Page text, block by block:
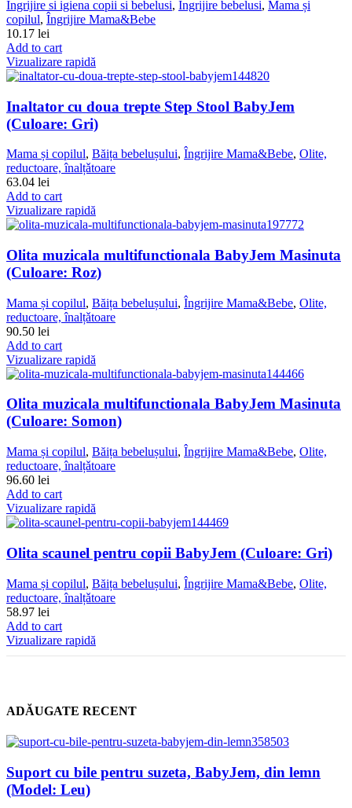
Ingrijire si igiena copii si bebelusi, Îngrijire bebelusi, Mama și
copilul, Îngrijire Mama&Bebe
10.17 lei
Add to cart
Vizualizare rapidă
Inaltator cu doua trepte Step Stool BabyJem
(Culoare: Gri)
Mama și copilul, Băița bebelușului, Îngrijire Mama&Bebe, Olite,
reductoare, înalțǎtoare
63.04 lei
Add to cart
Vizualizare rapidă
Olita muzicala multifunctionala BabyJem Masinuta
(Culoare: Roz)
Mama și copilul, Băița bebelușului, Îngrijire Mama&Bebe, Olite,
reductoare, înalțǎtoare
90.50 lei
Add to cart
Vizualizare rapidă
Olita muzicala multifunctionala BabyJem Masinuta
(Culoare: Somon)
Mama și copilul, Băița bebelușului, Îngrijire Mama&Bebe, Olite,
reductoare, înalțǎtoare
96.60 lei
Add to cart
Vizualizare rapidă
Olita scaunel pentru copii BabyJem (Culoare: Gri)
Mama și copilul, Băița bebelușului, Îngrijire Mama&Bebe, Olite,
reductoare, înalțǎtoare
58.97 lei
Add to cart
Vizualizare rapidă
ADĂUGATE RECENT
Suport cu bile pentru suzeta, BabyJem, din lemn
(Model: Leu)